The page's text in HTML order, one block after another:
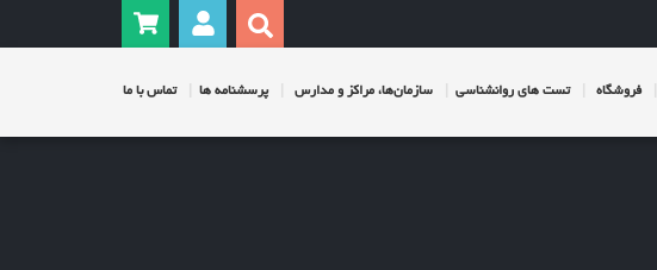
فروشگاه تست های روانشناسی سازمان‌ها، مراکز و مدارس پرسشنامه ها تماس با ما